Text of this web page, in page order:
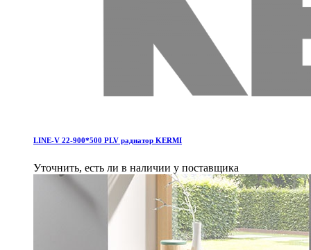
LINE-V 22-900*500 PLV pадиатор KERMI
Уточнить, есть ли в наличии у поставщика